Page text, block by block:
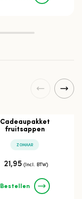
Cadeaupakket
fruitsappen
ZOMAAR
21,95 (Incl. BTW)
Bestellen